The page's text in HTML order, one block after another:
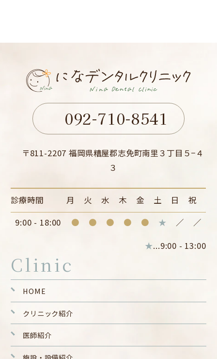
092-710-8541
〒811-2207 福岡県糟屋郡志免町南里３丁目５−４
３
診療時間 月 火 水 木 金 土 日
祝
9:00 - 18:00
● ● ● ● ● ★ ／ ／
★...9:00 - 13:00
Clinic
HOME
クリニック紹介
医師紹介